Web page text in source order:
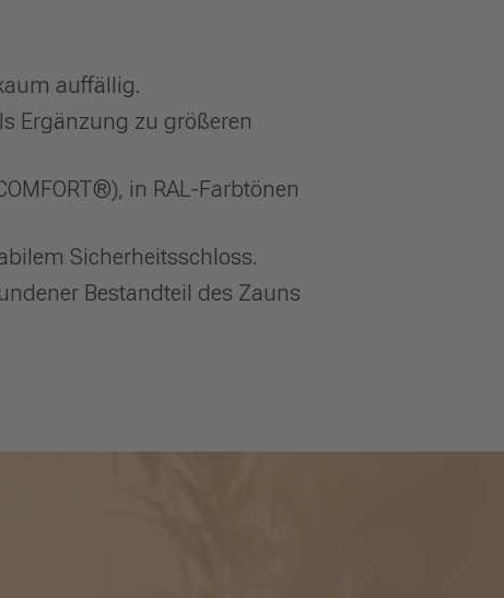
auffällig.
Ergänzung zu größeren
in RAL-Farbtönen
Sicherheitsschloss.
Bestandteil des Zauns